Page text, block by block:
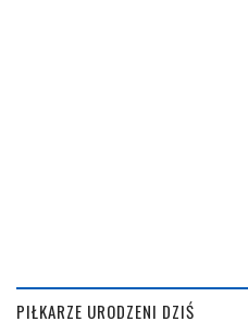
PIŁKARZE URODZENI DZIŚ